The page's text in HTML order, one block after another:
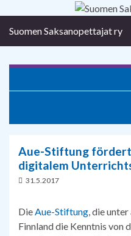
Suomen Saksanopettajat ry
Aue-Stiftung
digitalem
31.5.2017
DieAue-Stiftung, die
Finnland die Kenntnis von